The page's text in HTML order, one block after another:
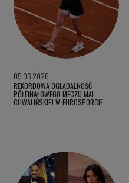
05.06.2026
REKORDOWA OGLĄDALNOŚĆ
PÓŁFINAŁOWEGO MECZU MAI
CHWALIŃSKIEJ W EUROSPORCIE…